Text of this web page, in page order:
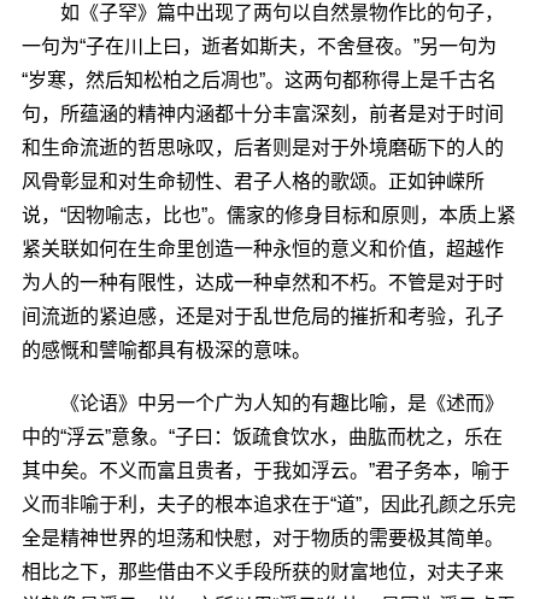
如《子罕》篇中出现了两句以自然景物作比的句子，
一句为“子在川上曰，逝者如斯夫，不舍昼夜。”另一句为
“岁寒，然后知松柏之后凋也”。这两句都称得上是千古名
句，所蕴涵的精神内涵都十分丰富深刻，前者是对于时间
和生命流逝的哲思咏叹，后者则是对于外境磨砺下的人的
风骨彰显和对生命韧性、君子人格的歌颂。正如钟嵘所
说，“因物喻志，比也”。儒家的修身目标和原则，本质上紧
紧关联如何在生命里创造一种永恒的意义和价值，超越作
为人的一种有限性，达成一种卓然和不朽。不管是对于时
间流逝的紧迫感，还是对于乱世危局的摧折和考验，孔子
的感慨和譬喻都具有极深的意味。
《论语》中另一个广为人知的有趣比喻，是《述而》
中的“浮云”意象。“子曰：饭疏食饮水，曲肱而枕之，乐在
其中矣。不义而富且贵者，于我如浮云。”君子务本，喻于
义而非喻于利，夫子的根本追求在于“道”，因此孔颜之乐完
全是精神世界的坦荡和快慰，对于物质的需要极其简单。
相比之下，那些借由不义手段所获的财富地位，对夫子来